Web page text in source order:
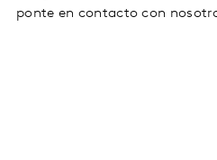
ponte en contacto con